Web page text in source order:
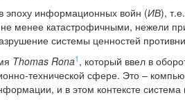
эпоху информационных войн (ИВ),
не менее катастрофичными, нежели
системы ценностей
Thomas Rona1 , который ввел в
технической сфере. Это –
и в этом контексте